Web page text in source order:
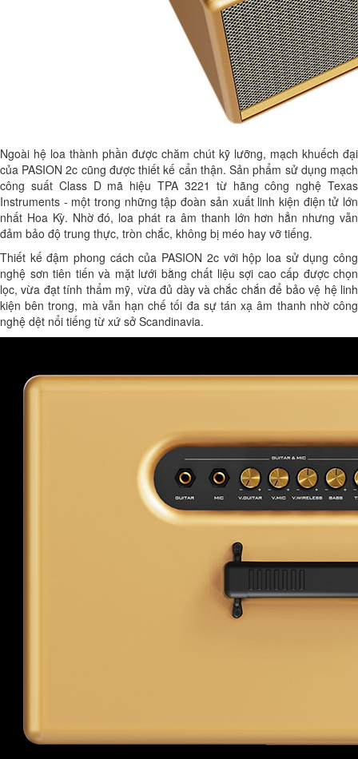
Ngoài hệ loa thành phần được chăm chút kỹ lưỡng, mạch khuếch đại
của PASION 2c cũng được thiết kế cẩn thận. Sản phẩm sử dụng mạch
công suất Class D mã hiệu TPA 3221 từ hãng công nghệ Texas
Instruments - một trong những tập đoàn sản xuất linh kiện điện tử lớn
nhất Hoa Kỳ. Nhờ đó, loa phát ra âm thanh lớn hơn hẳn nhưng vẫn
đảm bảo độ trung thực, tròn chắc, không bị méo hay vỡ tiếng.
Thiết kế đậm phong cách của PASION 2c với hộp loa sử dụng công
nghệ sơn tiên tiến và mặt lưới bằng chất liệu sợi cao cấp được chọn
lọc, vừa đạt tính thẩm mỹ, vừa đủ dày và chắc chắn để bảo vệ hệ linh
kiện bên trong, mà vẫn hạn chế tối đa sự tán xạ âm thanh nhờ công
nghệ dệt nổi tiếng từ xứ sở Scandinavia.